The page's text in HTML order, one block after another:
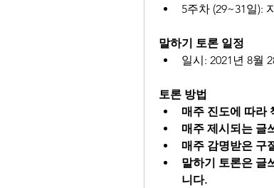
5주차 (29~31일):
말하기 토론 일정
일시: 2021년 8월
토론 방법
매주 진도에 따라
매주 제시되는 글
매주 감명받은 구
말하기 토론은 글
니다.